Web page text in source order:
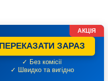
ПЕРЕКАЗАТИ ЗАРАЗ
✓ Без комісії
✓ Швидко та вигідно
АКЦІЯ